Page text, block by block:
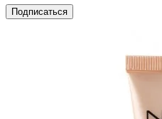
Подписаться